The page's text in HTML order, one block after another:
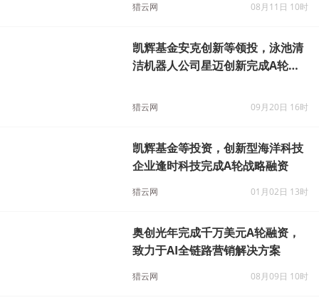
猎云网 08月11日 10时
凯辉基金安克创新等领投，泳池清
洁机器人公司星迈创新完成A轮融
猎云网 09月20日 16时
凯辉基金等投资，创新型海洋科技
企业逢时科技完成A轮战略融资
猎云网 01月02日 13时
奥创光年完成千万美元A轮融资，
致力于AI全链路营销解决方案
猎云网 08月09日 10时